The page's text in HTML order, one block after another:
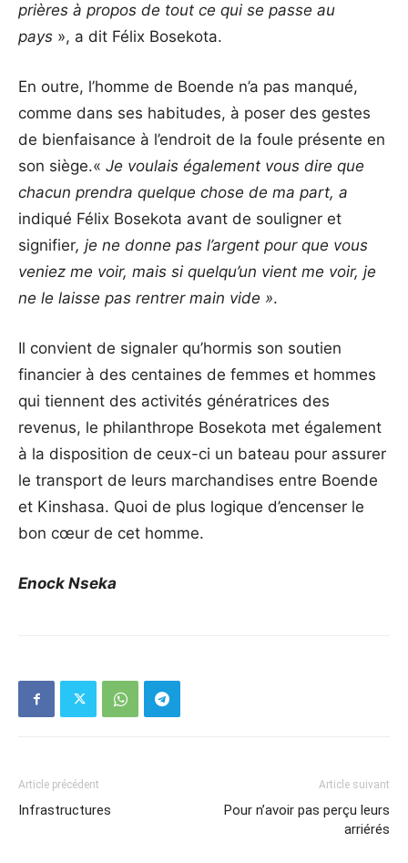
prières à propos de tout ce qui se passe au
pays », a dit Félix Bosekota.
En outre, l’homme de Boende n’a pas manqué,
comme dans ses habitudes, à poser des gestes
de bienfaisance à l’endroit de la foule présente en
son siège.« Je voulais également vous dire que
chacun prendra quelque chose de ma part, a
indiqué Félix Bosekota avant de souligner et
signifier, je ne donne pas l’argent pour que vous
veniez me voir, mais si quelqu’un vient me voir, je
ne le laisse pas rentrer main vide ».
Il convient de signaler qu’hormis son soutien
financier à des centaines de femmes et hommes
qui tiennent des activités génératrices des
revenus, le philanthrope Bosekota met également
à la disposition de ceux-ci un bateau pour assurer
le transport de leurs marchandises entre Boende
et Kinshasa. Quoi de plus logique d’encenser le
bon cœur de cet homme.
Enock Nseka
Article précédent
Infrastructures
Article suivant
Pour n’avoir pas perçu leurs
arriérés